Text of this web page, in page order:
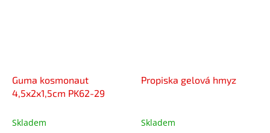
Guma kosmonaut
4,5x2x1,5cm PK62-29
Skladem
Propiska gelová hmyz
Skladem